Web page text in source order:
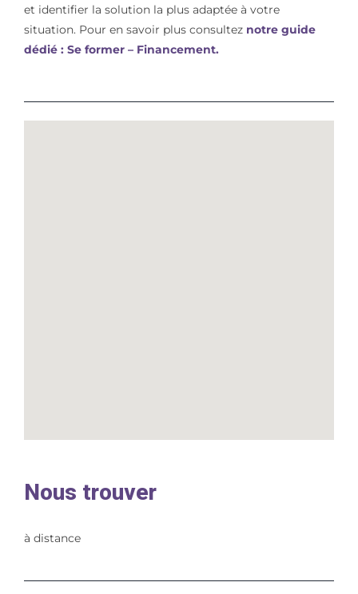
et identifier la solution la plus adaptée à votre
situation. Pour en savoir plus consulteznotre guide
dédié : Se former – Financement.
Nous trouver
à distance